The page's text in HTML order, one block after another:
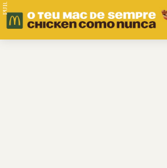
PUB.